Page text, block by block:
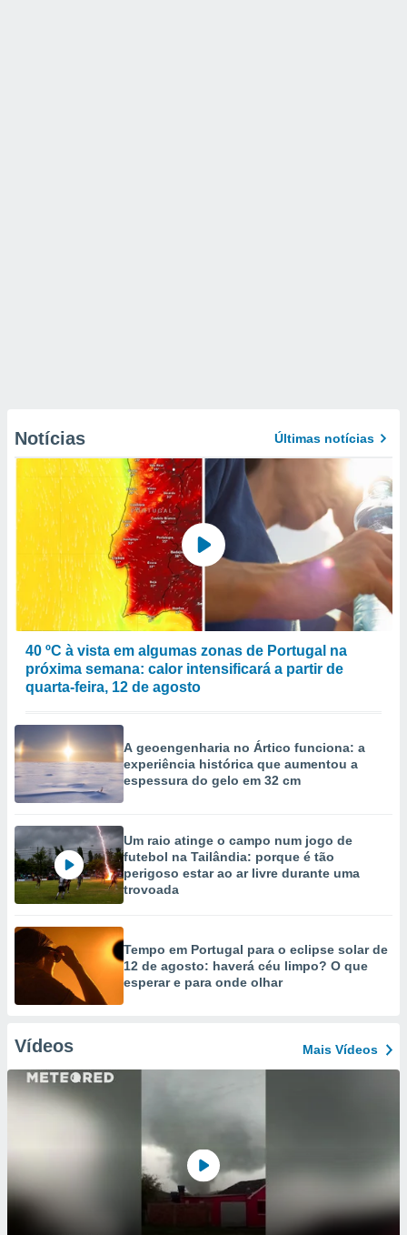
Notícias Últimas notícias
40 ºC à vista em algumas zonas de Portugal na
próxima semana: calor intensificará a partir de
quarta-feira, 12 de agosto
A geoengenharia no Ártico funciona: a
experiência histórica que aumentou a
espessura do gelo em 32 cm
Um raio atinge o campo num jogo de
futebol na Tailândia: porque é tão
perigoso estar ao ar livre durante uma
trovoada
Tempo em Portugal para o eclipse solar de
12 de agosto: haverá céu limpo? O que
esperar e para onde olhar
Vídeos Mais Vídeos